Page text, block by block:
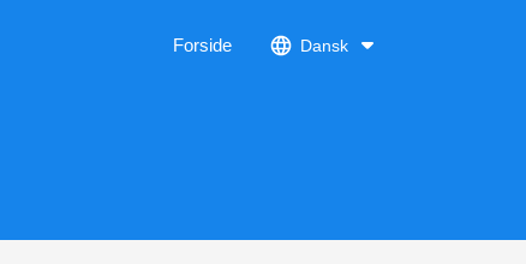
Forside Dansk